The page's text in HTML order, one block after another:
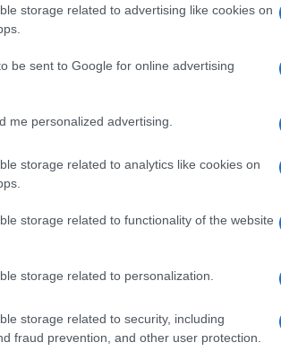
storage related to advertising like cookies on
be sent to Google for online advertising
me personalized advertising.
storage related to analytics like cookies on
storage related to functionality of the website
storage related to personalization.
storage related to security, including
fraud prevention, and other user protection.
quando un’attività
lavoro. All’inizio, il
bene e divertirsi con gli
si gioca perché si prova
partite più
la fatica dell’allenamento.
Compaiono routine e
illavoro.